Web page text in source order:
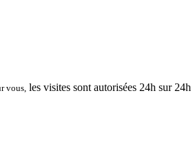
vous, les visites sont autorisées 24h sur 24h